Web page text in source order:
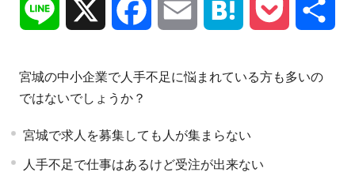
Line Facebook Email Hatena Pocket
宮城の中小企業で人手不足に悩まれている方も多いの
ではないでしょうか？
宮城で求人を募集しても人が集まらない
人手不足で仕事はあるけど受注が出来ない